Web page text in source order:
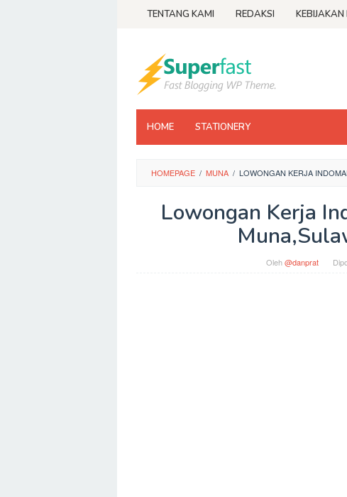
TENTANG KAMI REDAKSI KEBIJAKAN
HOME STATIONERY
HOMEPAGE / MUNA / LOWONGAN KERJA
Lowongan Kerja
Oleh@danprat